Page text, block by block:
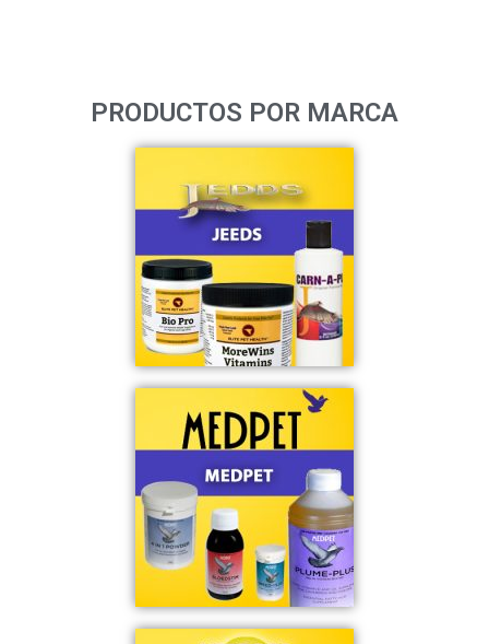
PRODUCTOS POR MARCA